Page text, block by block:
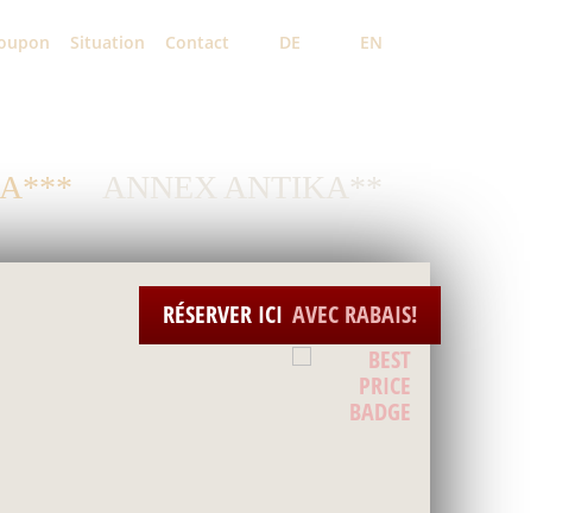
DE EN
Situation Contact
ANNEX ANTIKA**
RÉSERVER ICI AVEC RABAIS!